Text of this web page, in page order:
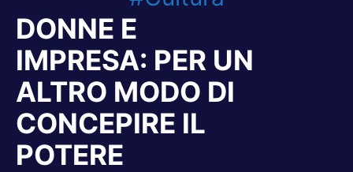
DONNE E
IMPRESA: PER UN
ALTRO MODO DI
CONCEPIRE IL
POTERE